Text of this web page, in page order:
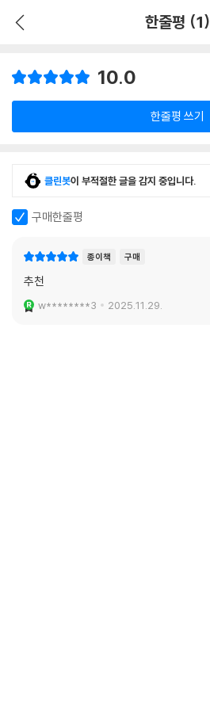
한줄평 (1)
10.0
한줄평 쓰기
클린봇이 부적절한 글을 감지 중입니다.
구매한줄평
종이책 구매
추천
w********3 2025.11.29.